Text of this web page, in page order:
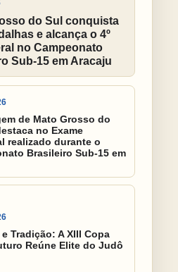
do Sul conquista
e alcança o 4º
no Campeonato
Sub-15 em Aracaju
de Mato Grosso do
no Exame
realizado durante o
Brasileiro Sub-15 em
Tradição: A XIII Copa
Reúne Elite do Judô